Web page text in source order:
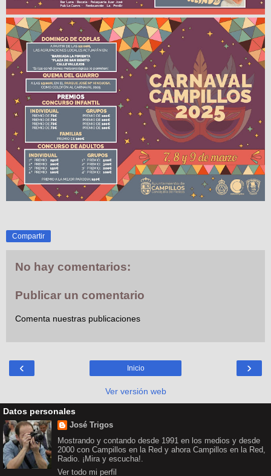
Compartir
No hay comentarios:
Publicar un comentario
Comenta nuestras publicaciones
‹ ›
Inicio
Ver versión web
Datos personales
José Trigos
Mostrando y contando desde 1991 en los medios y desde
2000 con Campillos en la Red y ahora Campillos en la Red,
Radio. ¡Mira y escucha!.
Ver todo mi perfil